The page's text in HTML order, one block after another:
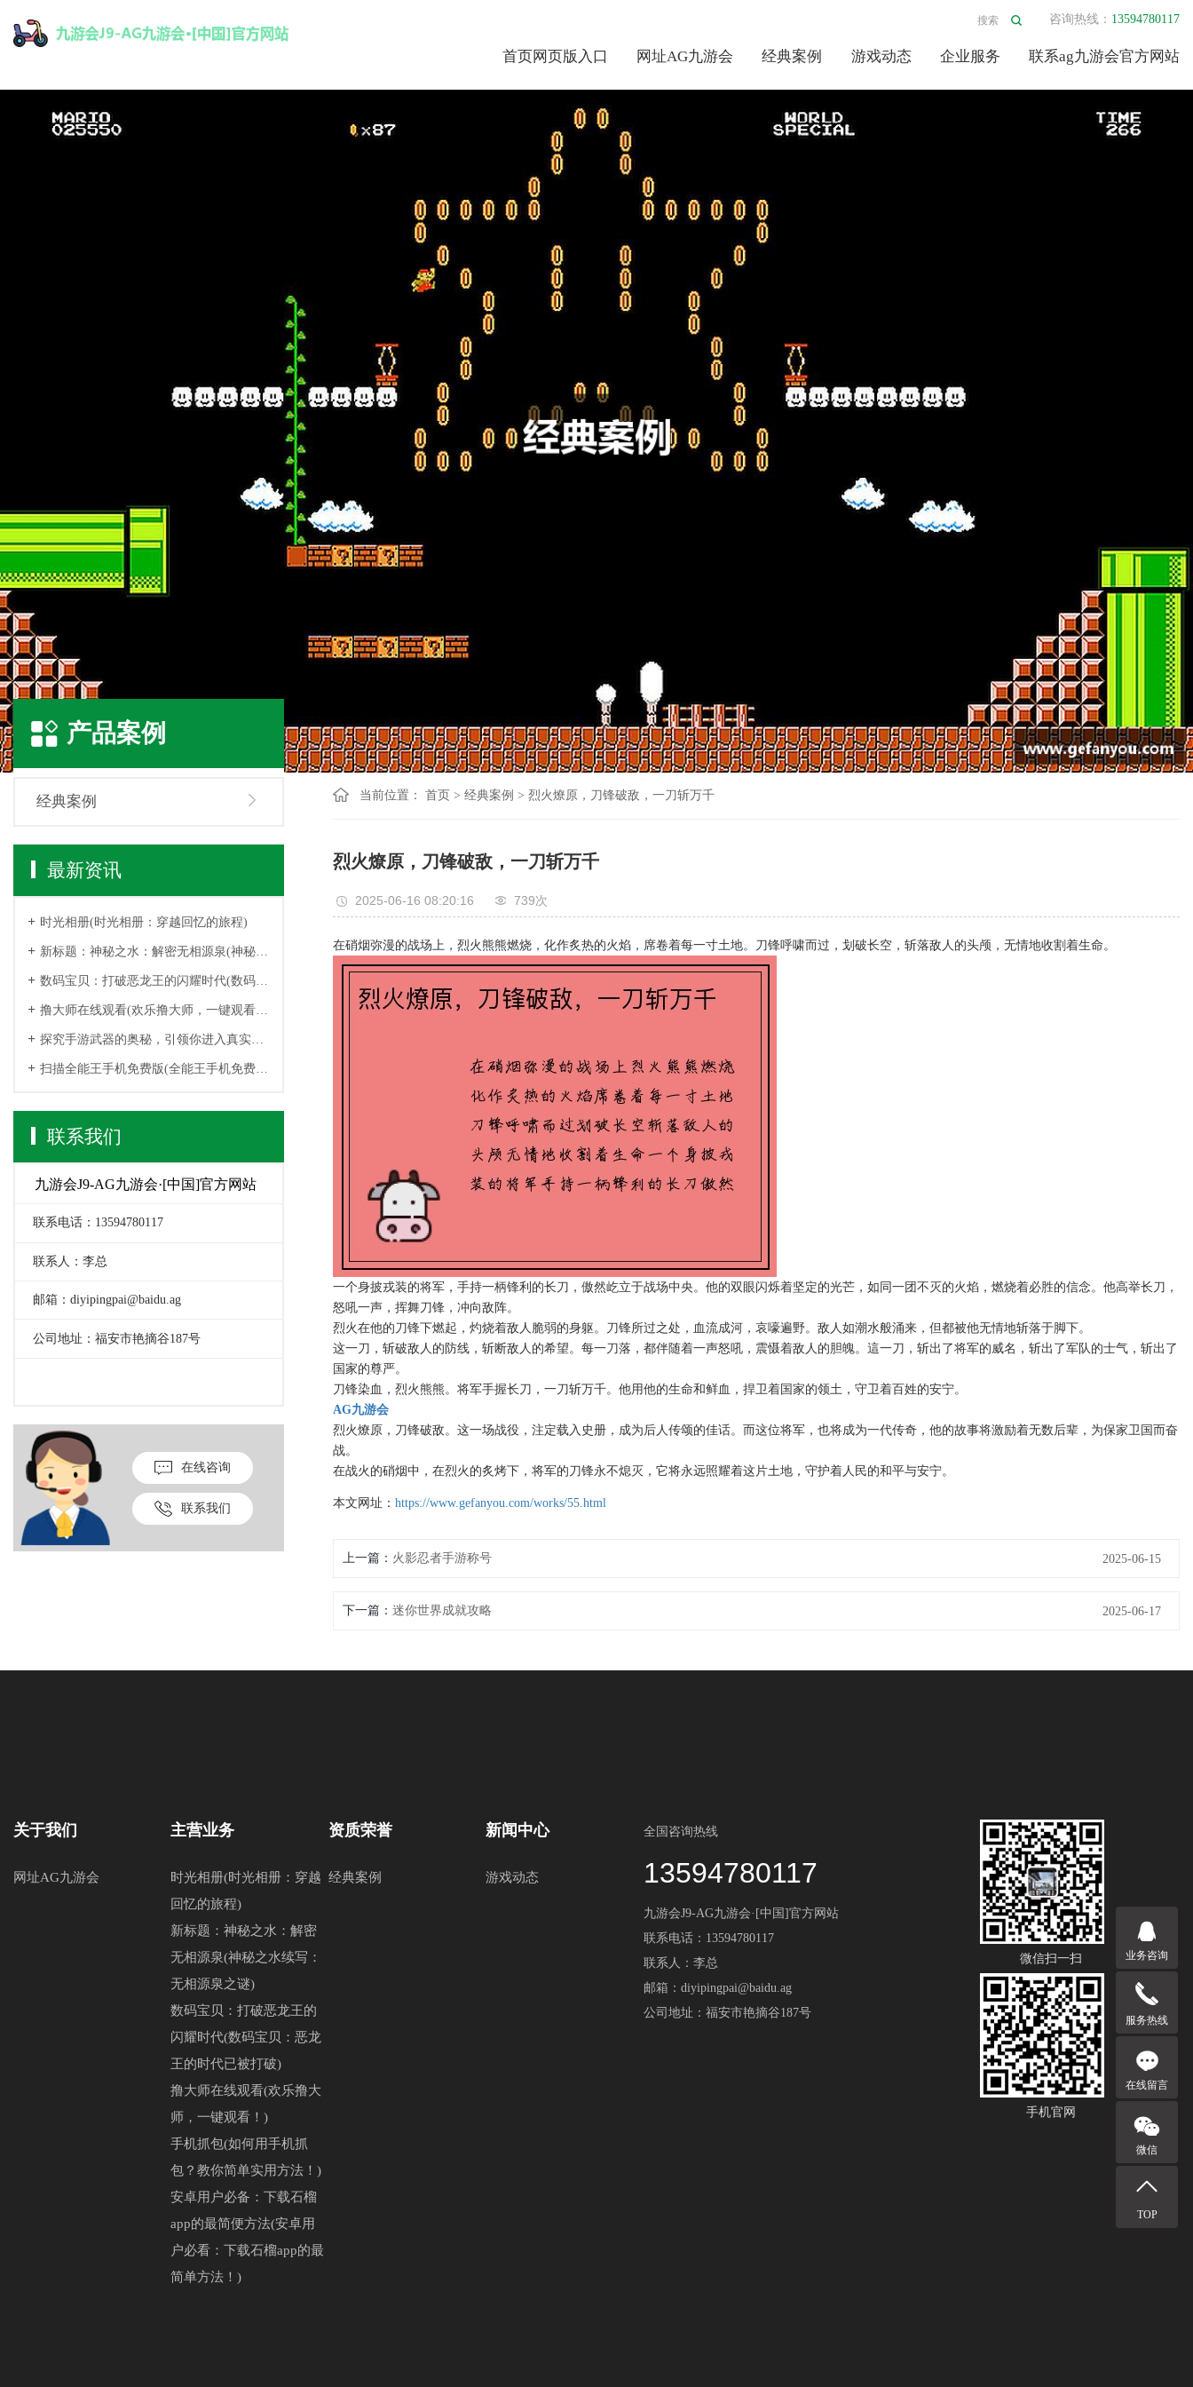
咨询热线： 13594780117
首页网页版入口 网址AG九游会 经典案例 游戏动态 企业服务 联系ag九游会官方网站
产品案例
经典案例
最新资讯
时光相册(时光相册：穿越回忆的旅程)
新标题：神秘之水：解密无相源泉(神秘之水续写：无相源泉之谜)
数码宝贝：打破恶龙王的闪耀时代(数码宝贝：恶龙王的时代已被打破)
撸大师在线观看(欢乐撸大师，一键观看！)
探究手游武器的奥秘，引领你进入真实的游戏世界(探秘手游武器：开启真实游戏世界之旅)
扫描全能王手机免费版(全能王手机免费版：手机应用全能工具箱)
联系我们
九游会J9-AG九游会·[中国]官方网站
联系电话：13594780117
联系人：李总
邮箱：diyipingpai@baidu.ag
公司地址：福安市艳摘谷187号
在线咨询
联系我们
当前位置： 首页> 经典案例 > 烈火燎原，刀锋破敌，一刀斩万千
烈火燎原，刀锋破敌，一刀斩万千
2025-06-16 08:20:16 739次
在硝烟弥漫的战场上，烈火熊熊燃烧，化作炙热的火焰，席卷着每一寸土地。刀锋呼啸而过，划破长空，斩落敌人的头颅，无情地收割着生命。
一个身披戎装的将军，手持一柄锋利的长刀，傲然屹立于战场中央。他的双眼闪烁着坚定的光芒，如同一团不灭的火焰，燃烧着必胜的信念。他高举长刀，
怒吼一声，挥舞刀锋，冲向敌阵。
烈火在他的刀锋下燃起，灼烧着敌人脆弱的身躯。刀锋所过之处，血流成河，哀嚎遍野。敌人如潮水般涌来，但都被他无情地斩落于脚下。
这一刀，斩破敌人的防线，斩断敌人的希望。每一刀落，都伴随着一声怒吼，震慑着敌人的胆魄。這一刀，斩出了将军的威名，斩出了军队的士气，斩出了
国家的尊严。
刀锋染血，烈火熊熊。将军手握长刀，一刀斩万千。他用他的生命和鲜血，捍卫着国家的领土，守卫着百姓的安宁。
AG九游会
烈火燎原，刀锋破敌。这一场战役，注定载入史册，成为后人传颂的佳话。而这位将军，也将成为一代传奇，他的故事将激励着无数后辈，为保家卫国而奋
战。
在战火的硝烟中，在烈火的炙烤下，将军的刀锋永不熄灭，它将永远照耀着这片土地，守护着人民的和平与安宁。
本文网址： https://www.gefanyou.com/works/55.html
上一篇： 火影忍者手游称号 2025-06-15
下一篇： 迷你世界成就攻略 2025-06-17
关于我们
网址AG九游会
主营业务
时光相册(时光相册：穿越
回忆的旅程)
新标题：神秘之水：解密
无相源泉(神秘之水续写：
无相源泉之谜)
数码宝贝：打破恶龙王的
闪耀时代(数码宝贝：恶龙
王的时代已被打破)
撸大师在线观看(欢乐撸大
师，一键观看！)
手机抓包(如何用手机抓
包？教你简单实用方法！)
安卓用户必备：下载石榴
app的最简便方法(安卓用
户必看：下载石榴app的最
简单方法！)
资质荣誉
经典案例
新闻中心
游戏动态
全国咨询热线
13594780117
九游会J9-AG九游会·[中国]官方网站
联系电话：13594780117
联系人：李总
邮箱：diyipingpai@baidu.ag
公司地址：福安市艳摘谷187号
微信扫一扫
手机官网
业务咨询
服务热线
在线留言
微信
TOP